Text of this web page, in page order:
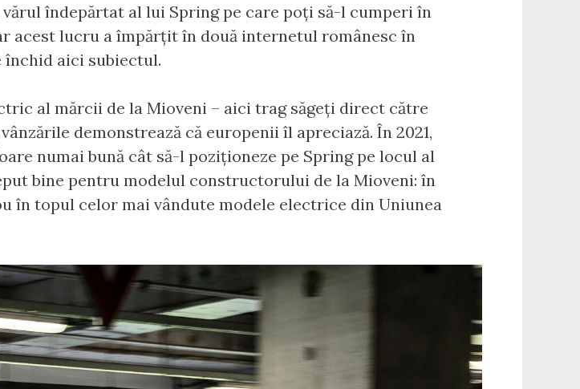
îndepărtat al lui Spring pe care poți să-l cumperi în
acest lucru a împărțit în două internetul românesc în
aici subiectul.
al mărcii de la Mioveni – aici trag săgeți direct către
demonstrează că europenii îl apreciază. În 2021,
numai bună cât să-l poziționeze pe Spring pe locul al
bine pentru modelul constructorului de la Mioveni: în
în topul celor mai vândute modele electrice din Uniunea